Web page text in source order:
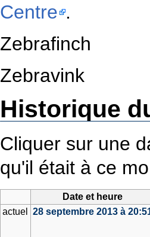
Centre .
Zebrafinch
Zebravink
Historique
Cliquer sur une
qu'il était à ce
Date et heure
actuel
28 septembre 2013 à